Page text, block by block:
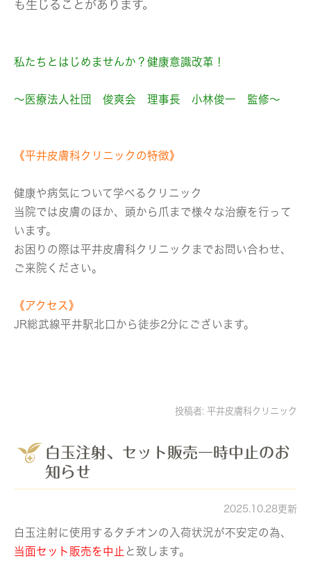
も生じることがあります。
私たちとはじめませんか？健康意識改革！
～医療法人社団 俊爽会 理事長 小林俊一 監修～
《平井皮膚科クリニックの特徴》
健康や病気について学べるクリニック
当院では皮膚のほか、頭から爪まで様々な治療を行って
います。
お困りの際は平井皮膚科クリニックまでお問い合わせ、
ご来院ください。
《アクセス》
JR総武線平井駅北口から徒歩2分にございます。
投稿者: 平井皮膚科クリニック
白玉注射、セット販売一時中止のお
知らせ
2025.10.28更新
白玉注射に使用するタチオンの入荷状況が不安定の為、
当面セット販売を中止 と致します。